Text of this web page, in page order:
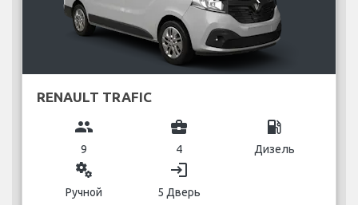
RENAULT TRAFIC
group
9
business_center
4
local_gas_station
Дизель
miscellaneous_services
Ручной
login
5 Дверь